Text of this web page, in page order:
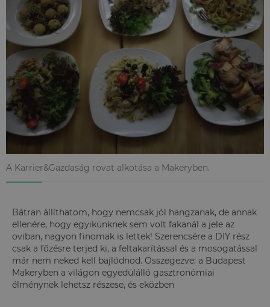
A Karrier&Gazdaság rovat alkotása a Makeryben.
Bátran állíthatom, hogy nemcsak jól hangzanak, de annak
ellenére, hogy egyikünknek sem volt fakanál a jele az
oviban, nagyon finomak is lettek! Szerencsére a DIY rész
csak a főzésre terjed ki, a feltakarítással és a mosogatással
már nem neked kell bajlódnod. Összegezve: a Budapest
Makeryben a világon egyedülálló gasztronómiai
élménynek lehetsz részese, és eközben